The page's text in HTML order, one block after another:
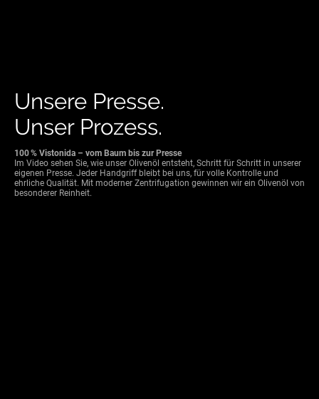
Unsere Presse.
Unser Prozess.
100 % Vistonida – vom Baum bis zur Presse
Im Video sehen Sie, wie unser Olivenöl entsteht, Schritt für Schritt in unserer
eigenen Presse. Jeder Handgriff bleibt bei uns, für volle Kontrolle und
ehrliche Qualität. Mit moderner Zentrifugation gewinnen wir ein Olivenöl von
besonderer Reinheit.